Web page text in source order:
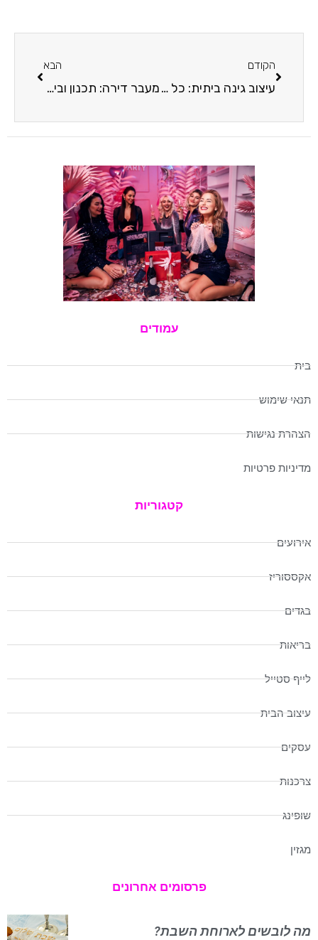
הקודם
עיצוב גינה ביתית: כל מה שצריך לדעת ליצירת גינה מושלמת
הבא
מעבר דירה: תכנון וביצוע שלא יגרמו לכן עצבים
עמודים
בית
תנאי שימוש
הצהרת נגישות
מדיניות פרטיות
קטגוריות
אירועים
אקססוריז
בגדים
בריאות
לייף סטייל
עיצוב הבית
עסקים
צרכנות
שופינג
מגזין
פרסומים אחרונים
מה לובשים לארוחת השבת?